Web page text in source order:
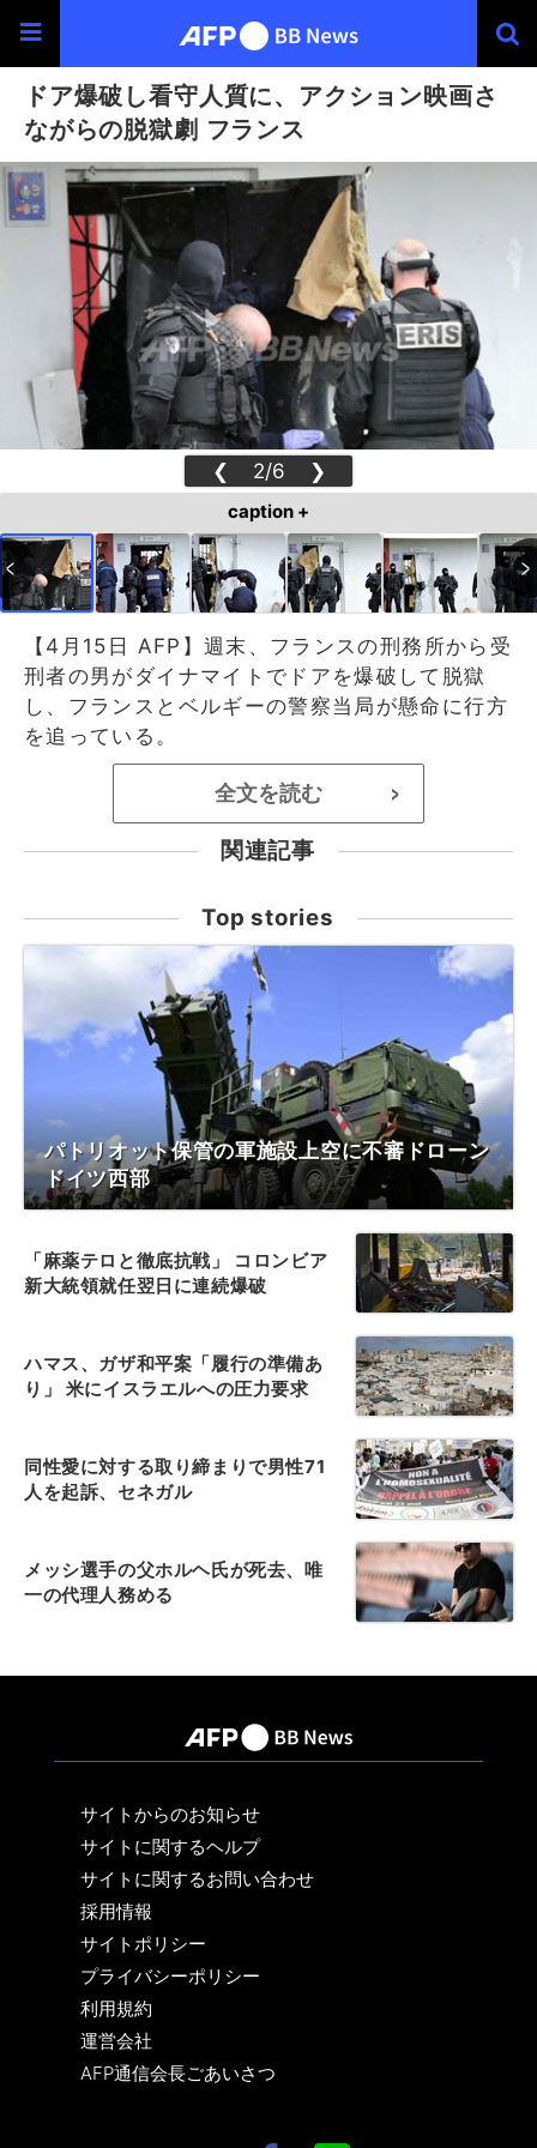
ドア爆破し看守人質に、アクション映画さ
ながらの脱獄劇 フランス
❮ 2/6 ❯
caption +
【4月15日 AFP】週末、フランスの刑務所から受
刑者の男がダイナマイトでドアを爆破して脱獄
し、フランスとベルギーの警察当局が懸命に行方
を追っている。
全文を読む >
関連記事
Top stories
パトリオット保管の軍施設上空に不審ドローン
ドイツ西部
「麻薬テロと徹底抗戦」 コロンビア
新大統領就任翌日に連続爆破
ハマス、ガザ和平案「履行の準備あ
り」 米にイスラエルへの圧力要求
同性愛に対する取り締まりで男性71
人を起訴、セネガル
メッシ選手の父ホルヘ氏が死去、唯
一の代理人務める
サイトからのお知らせ
サイトに関するヘルプ
サイトに関するお問い合わせ
採用情報
サイトポリシー
プライバシーポリシー
利用規約
運営会社
AFP通信会長ごあいさつ